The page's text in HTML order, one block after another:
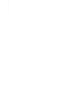
行动期间，
县“三无”船